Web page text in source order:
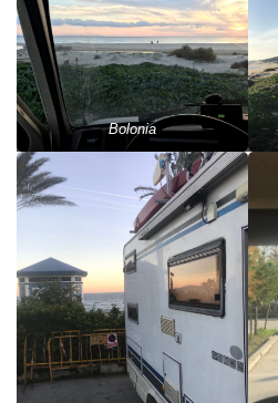
Bolonia